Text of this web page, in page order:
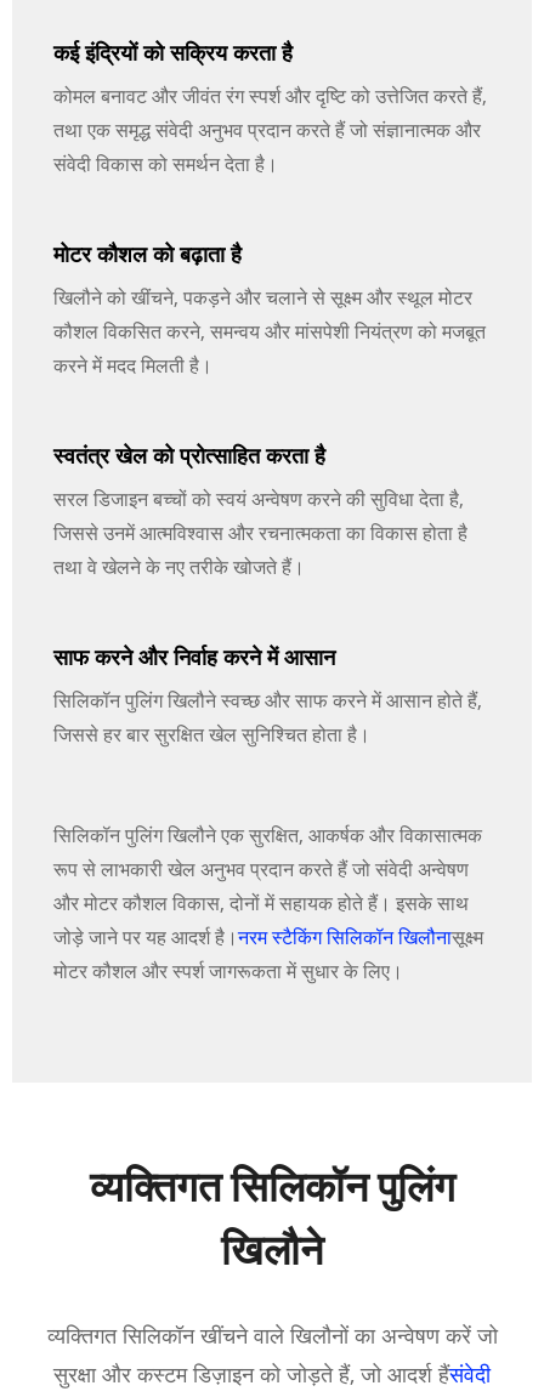
कई इंद्रियों को सक्रिय करता है
कोमल बनावट और जीवंत रंग स्पर्श और दृष्टि को उत्तेजित करते हैं,
तथा एक समृद्ध संवेदी अनुभव प्रदान करते हैं जो संज्ञानात्मक और
संवेदी विकास को समर्थन देता है।
मोटर कौशल को बढ़ाता है
खिलौने को खींचने, पकड़ने और चलाने से सूक्ष्म और स्थूल मोटर
कौशल विकसित करने, समन्वय और मांसपेशी नियंत्रण को मजबूत
करने में मदद मिलती है।
स्वतंत्र खेल को प्रोत्साहित करता है
सरल डिजाइन बच्चों को स्वयं अन्वेषण करने की सुविधा देता है,
जिससे उनमें आत्मविश्वास और रचनात्मकता का विकास होता है
तथा वे खेलने के नए तरीके खोजते हैं।
साफ करने और निर्वाह करने में आसान
सिलिकॉन पुलिंग खिलौने स्वच्छ और साफ करने में आसान होते हैं,
जिससे हर बार सुरक्षित खेल सुनिश्चित होता है।
सिलिकॉन पुलिंग खिलौने एक सुरक्षित, आकर्षक और विकासात्मक
रूप से लाभकारी खेल अनुभव प्रदान करते हैं जो संवेदी अन्वेषण
और मोटर कौशल विकास, दोनों में सहायक होते हैं। इसके साथ
जोड़े जाने पर यह आदर्श है।नरम स्टैकिंग सिलिकॉन खिलौनासूक्ष्म
मोटर कौशल और स्पर्श जागरूकता में सुधार के लिए।
व्यक्तिगत सिलिकॉन पुलिंग
खिलौने
व्यक्तिगत सिलिकॉन खींचने वाले खिलौनों का अन्वेषण करें जो
सुरक्षा और कस्टम डिज़ाइन को जोड़ते हैं, जो आदर्श हैंसंवेदी